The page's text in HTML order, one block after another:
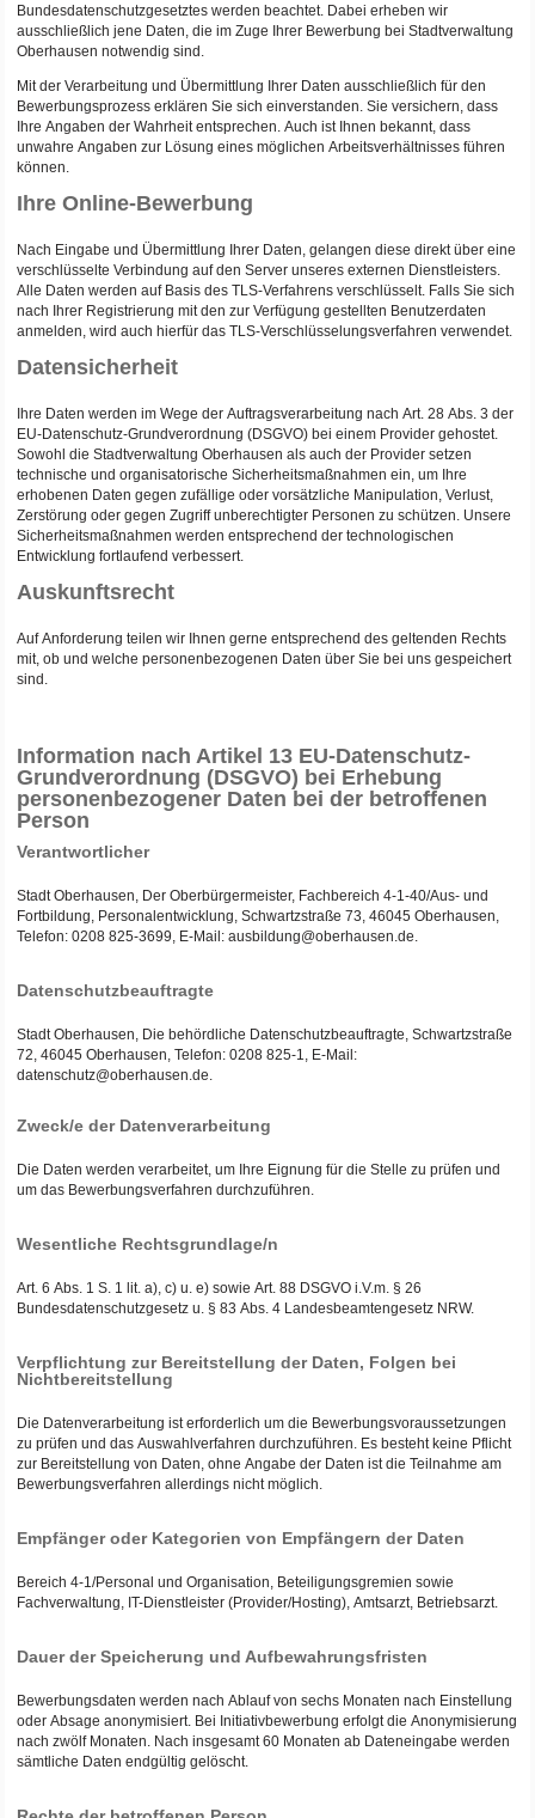
Bundesdatenschutzgesetztes werden beachtet. Dabei erheben wir
ausschließlich jene Daten, die im Zuge Ihrer Bewerbung bei Stadtverwaltung
Oberhausen notwendig sind.
Mit der Verarbeitung und Übermittlung Ihrer Daten ausschließlich für den
Bewerbungsprozess erklären Sie sich einverstanden. Sie versichern, dass
Ihre Angaben der Wahrheit entsprechen. Auch ist Ihnen bekannt, dass
unwahre Angaben zur Lösung eines möglichen Arbeitsverhältnisses führen
können.
Ihre Online-Bewerbung
Nach Eingabe und Übermittlung Ihrer Daten, gelangen diese direkt über eine
verschlüsselte Verbindung auf den Server unseres externen Dienstleisters.
Alle Daten werden auf Basis des TLS-Verfahrens verschlüsselt. Falls Sie sich
nach Ihrer Registrierung mit den zur Verfügung gestellten Benutzerdaten
anmelden, wird auch hierfür das TLS-Verschlüsselungsverfahren verwendet.
Datensicherheit
Ihre Daten werden im Wege der Auftragsverarbeitung nach Art. 28 Abs. 3 der
EU-Datenschutz-Grundverordnung (DSGVO) bei einem Provider gehostet.
Sowohl die Stadtverwaltung Oberhausen als auch der Provider setzen
technische und organisatorische Sicherheitsmaßnahmen ein, um Ihre
erhobenen Daten gegen zufällige oder vorsätzliche Manipulation, Verlust,
Zerstörung oder gegen Zugriff unberechtigter Personen zu schützen. Unsere
Sicherheitsmaßnahmen werden entsprechend der technologischen
Entwicklung fortlaufend verbessert.
Auskunftsrecht
Auf Anforderung teilen wir Ihnen gerne entsprechend des geltenden Rechts
mit, ob und welche personenbezogenen Daten über Sie bei uns gespeichert
sind.
Information nach Artikel 13 EU-Datenschutz-
Grundverordnung (DSGVO) bei Erhebung
personenbezogener Daten bei der betroffenen
Person
Verantwortlicher
Stadt Oberhausen, Der Oberbürgermeister, Fachbereich 4-1-40/Aus- und
Fortbildung, Personalentwicklung, Schwartzstraße 73, 46045 Oberhausen,
Telefon: 0208 825-3699, E-Mail: ausbildung@oberhausen.de.
Datenschutzbeauftragte
Stadt Oberhausen, Die behördliche Datenschutzbeauftragte, Schwartzstraße
72, 46045 Oberhausen, Telefon: 0208 825-1, E-Mail:
datenschutz@oberhausen.de.
Zweck/e der Datenverarbeitung
Die Daten werden verarbeitet, um Ihre Eignung für die Stelle zu prüfen und
um das Bewerbungsverfahren durchzuführen.
Wesentliche Rechtsgrundlage/n
Art. 6 Abs. 1 S. 1 lit. a), c) u. e) sowie Art. 88 DSGVO i.V.m. § 26
Bundesdatenschutzgesetz u. § 83 Abs. 4 Landesbeamtengesetz NRW.
Verpflichtung zur Bereitstellung der Daten, Folgen bei
Nichtbereitstellung
Die Datenverarbeitung ist erforderlich um die Bewerbungsvoraussetzungen
zu prüfen und das Auswahlverfahren durchzuführen. Es besteht keine Pflicht
zur Bereitstellung von Daten, ohne Angabe der Daten ist die Teilnahme am
Bewerbungsverfahren allerdings nicht möglich.
Empfänger oder Kategorien von Empfängern der Daten
Bereich 4-1/Personal und Organisation, Beteiligungsgremien sowie
Fachverwaltung, IT-Dienstleister (Provider/Hosting), Amtsarzt, Betriebsarzt.
Dauer der Speicherung und Aufbewahrungsfristen
Bewerbungsdaten werden nach Ablauf von sechs Monaten nach Einstellung
oder Absage anonymisiert. Bei Initiativbewerbung erfolgt die Anonymisierung
nach zwölf Monaten. Nach insgesamt 60 Monaten ab Dateneingabe werden
sämtliche Daten endgültig gelöscht.